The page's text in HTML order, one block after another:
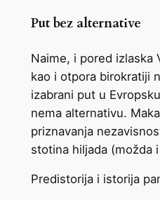
Put bez alternative
Naime, i pored izlaska
kao i otpora birokratiji
izabrani put u
nema alternativu.
priznavanja
stotina hiljada (možda
Predistorija i istorija